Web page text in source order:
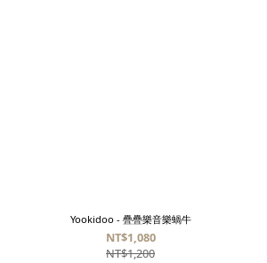
Yookidoo - 疊疊樂音樂蝸牛
NT$1,080
NT$1,200